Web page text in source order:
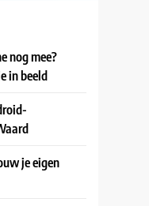
nog mee?
in beeld
je eigen